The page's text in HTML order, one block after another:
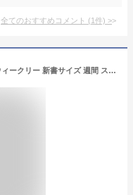
全てのおすすめコメント (1件) >
ダイアリー 手帳 2025 年 1月始まり ウィークリー 新書サイズ 週間 スケジュール帳 月曜始まり かわいい シンプル おしゃれ スリム 箇条書き ワンポイント マトカ 大人 女性 ビジネス nitte バレットジャーナル マンスリー ピンク 水色 グレー ネイビー イエロー グリーン